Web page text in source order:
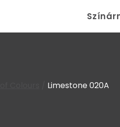
Limestone 020A